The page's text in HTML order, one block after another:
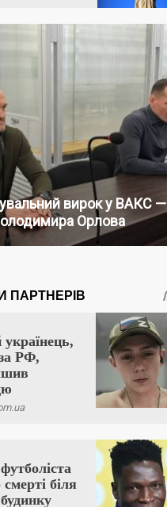
вирок у ВАКС —
Орлова